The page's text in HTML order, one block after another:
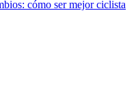
cómo ser mejor ciclista